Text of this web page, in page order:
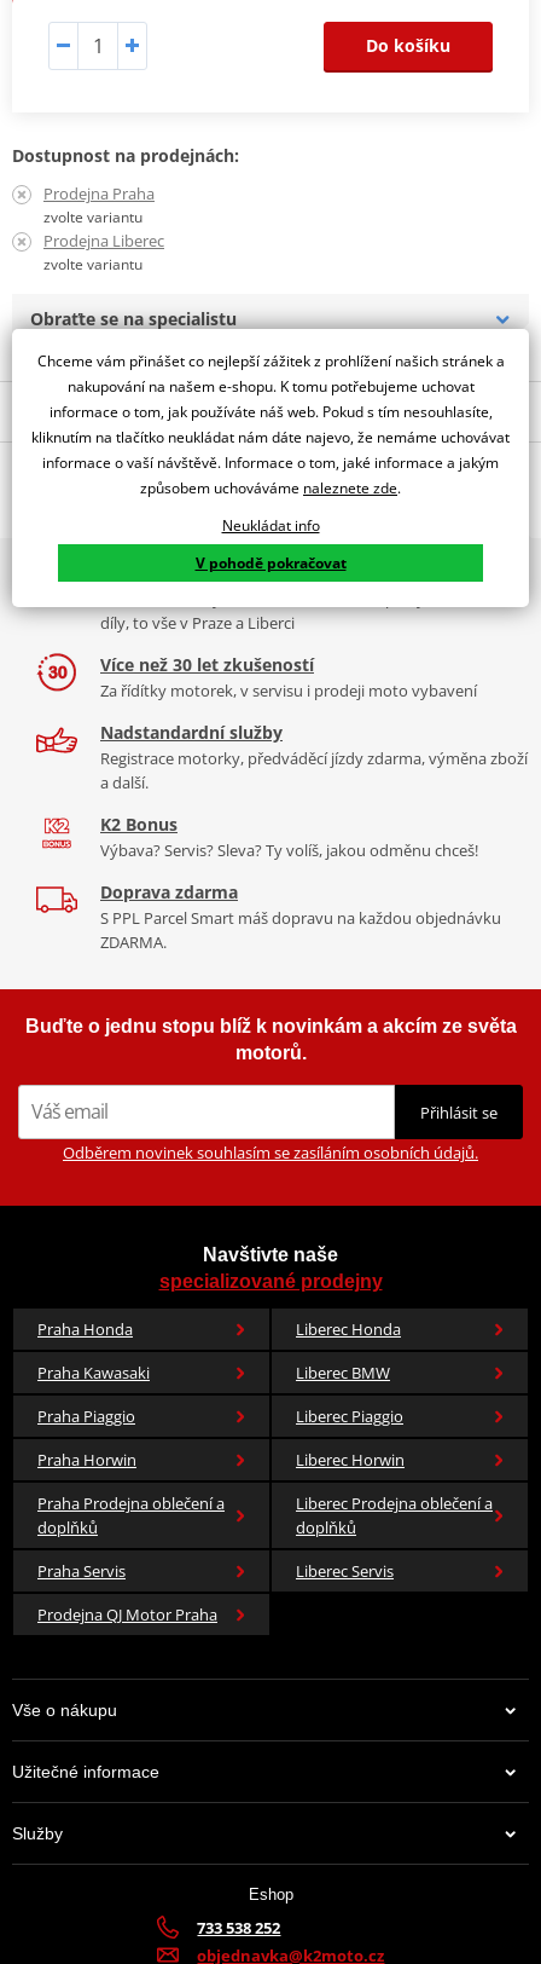
Do košíku
Dostupnost na prodejnách:
Prodejna Praha
zvolte variantu
Prodejna Liberec
zvolte variantu
Obraťte se na specialistu
Popis a parametry
Jsme autorizovaný
dealer značky gms
Vnější materiál 100% bavlna
Ochranná podšívka: 100% aramid (Kevlar®)
Kompletně podšito aramidem (Kevlar®)
2 náprsní kapsy s knoflíkem, jedna vnitřní kapsa
Zip skrytý za klopou s patentními knoflíky
Zip a patentky na koncích rukávů
Poutko pro spojení s kalhotami
Klínek ze strečového materiálu na zádech
CE certifikované vyjímatelné chrániče na loktech a ramenou
Kapsa pro chránič páteře (nutno dokoupit)
Co když mi to nebude
Výrobce
Barva
oranžová
aramid
O výrobci
Tradiční německá rodinná firma, kterou možná znáte pod značkou
Germas byla odkoupena švýcarskou firmou Hostettler, která
značku přejmenovala na GMS a zařadila do svého portfolia
oblečení. Není bez zajímavosti, že syn zakladatelů firmy Germas ve
firmě stále pracuje jako product manager a stará se o rozvoj a
produktové řady.
Více informací o značce
Zobrazit všechny produkty
2x multibrand showroom
díly, to vše v Praze a Liberci
Více než 30 let zkušeností
Za řídítky motorek, v servisu i prodeji moto vybavení
Nadstandardní služby
Registrace motorky, předváděcí jízdy zdarma, výměna zboží
a další.
K2 Bonus
Výbava? Servis? Sleva? Ty volíš, jakou odměnu chceš!
Doprava zdarma
S PPL Parcel Smart máš dopravu na každou objednávku
ZDARMA.
Buďte o jednu stopu blíž k novinkám a akcím ze světa
motorů.
Přihlásit se
Odběrem novinek souhlasím se zasíláním osobních údajů.
Navštivte naše
specializované prodejny
Praha Honda
Liberec Honda
Praha Kawasaki
Liberec BMW
Praha Piaggio
Liberec Piaggio
Praha Horwin
Liberec Horwin
Praha Prodejna oblečení a
doplňků
Liberec Prodejna oblečení a
doplňků
Praha Servis
Liberec Servis
Prodejna QJ Motor Praha
Vše o nákupu
Užitečné informace
Služby
Eshop
733 538 252
objednavka@k2moto.cz
Chceme vám přinášet co nejlepší zážitek z prohlížení našich stránek a
nakupování na našem e-shopu. K tomu potřebujeme uchovat
informace o tom, jak používáte náš web. Pokud s tím nesouhlasíte,
kliknutím na tlačítko neukládat nám dáte najevo, že nemáme uchovávat
informace o vaší návštěvě. Informace o tom, jaké informace a jakým
způsobem uchováváme naleznete zde.
Neukládat info
V pohodě pokračovat